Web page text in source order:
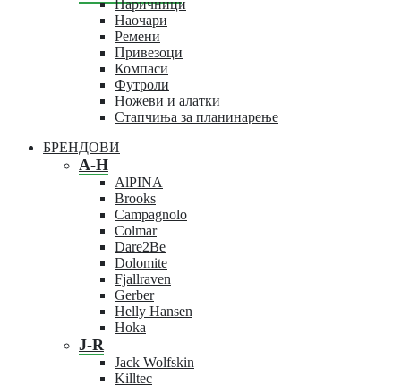
Паричници
Наочари
Ремени
Привезоци
Компаси
Футроли
Ножеви и алатки
Стапчиња за планинарење
БРЕНДОВИ
A-H
AlPINA
Brooks
Campagnolo
Colmar
Dare2Be
Dolomite
Fjallraven
Gerber
Helly Hansen
Hoka
J-R
Jack Wolfskin
Killtec